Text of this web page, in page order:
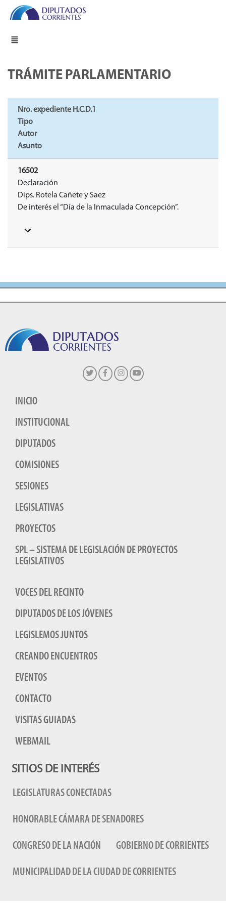
TRÁMITE PARLAMENTARIO
Nro. expediente H.C.D.1
Tipo
Autor
Asunto
16502
Declaración
Dips. Rotela Cañete y Saez
De interés el “Día de la Inmaculada Concepción”.
INICIO
INSTITUCIONAL
DIPUTADOS
COMISIONES
SESIONES
LEGISLATIVAS
PROYECTOS
SPL – SISTEMA DE LEGISLACIÓN DE PROYECTOS
LEGISLATIVOS
VOCES DEL RECINTO
DIPUTADOS DE LOS JÓVENES
LEGISLEMOS JUNTOS
CREANDO ENCUENTROS
EVENTOS
CONTACTO
VISITAS GUIADAS
WEBMAIL
SITIOS DE INTERÉS
LEGISLATURAS CONECTADAS
HONORABLE CÁMARA DE SENADORES
CONGRESO DE LA NACIÓN GOBIERNO DE CORRIENTES
MUNICIPALIDAD DE LA CIUDAD DE CORRIENTES